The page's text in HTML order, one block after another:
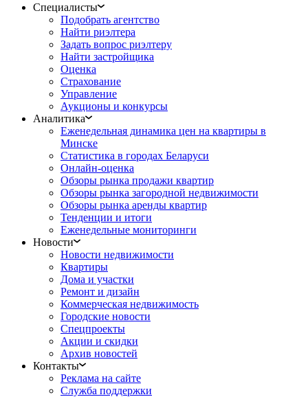
Специалисты
Подобрать агентство
Найти риэлтера
Задать вопрос риэлтеру
Найти застройщика
Оценка
Страхование
Управление
Аукционы и конкурсы
Аналитика
Еженедельная динамика цен на квартиры в
Минске
Статистика в городах Беларуси
Онлайн-оценка
Обзоры рынка продажи квартир
Обзоры рынка загородной недвижимости
Обзоры рынка аренды квартир
Тенденции и итоги
Еженедельные мониторинги
Новости
Новости недвижимости
Квартиры
Дома и участки
Ремонт и дизайн
Коммерческая недвижимость
Городские новости
Спецпроекты
Акции и скидки
Архив новостей
Контакты
Реклама на сайте
Служба поддержки